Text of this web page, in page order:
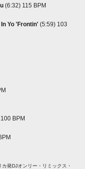
(6:32) 115 BPM
Yo 'Frontin' (5:59) 103
BPM
発DJオンリー・リミックス・